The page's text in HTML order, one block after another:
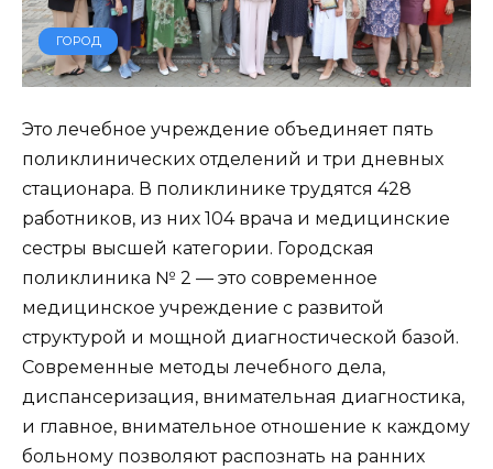
ГОРОД
Это лечебное учреждение объединяет пять
поликлинических отделений и три дневных
стационара. В поликлинике трудятся 428
работников, из них 104 врача и медицинские
сестры высшей категории. Городская
поликлиника № 2 — это современное
медицинское учреждение с развитой
структурой и мощной диагностической базой.
Современные методы лечебного дела,
диспансеризация, внимательная диагностика,
и главное, внимательное отношение к каждому
больному позволяют распознать на ранних